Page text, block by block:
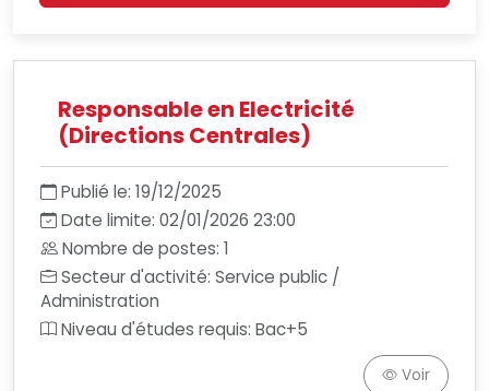
Responsable en Electricité
(Directions Centrales)
Publié le: 19/12/2025
Date limite: 02/01/2026 23:00
Nombre de postes: 1
Secteur d'activité: Service public /
Administration
Niveau d'études requis: Bac+5
Voir